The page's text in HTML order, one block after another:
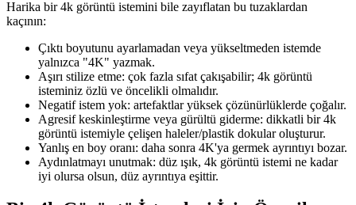
Harika bir 4k görüntü istemini bile zayıflatan bu tuzaklardan
kaçının:
Çıktı boyutunu ayarlamadan veya yükseltmeden istemde
yalnızca "4K" yazmak.
Aşırı stilize etme: çok fazla sıfat çakışabilir; 4k görüntü
isteminiz özlü ve öncelikli olmalıdır.
Negatif istem yok: artefaktlar yüksek çözünürlüklerde çoğalır.
Agresif keskinleştirme veya gürültü giderme: dikkatli bir 4k
görüntü istemiyle çelişen haleler/plastik dokular oluşturur.
Yanlış en boy oranı: daha sonra 4K'ya germek ayrıntıyı bozar.
Aydınlatmayı unutmak: düz ışık, 4k görüntü istemi ne kadar
iyi olursa olsun, düz ayrıntıya eşittir.